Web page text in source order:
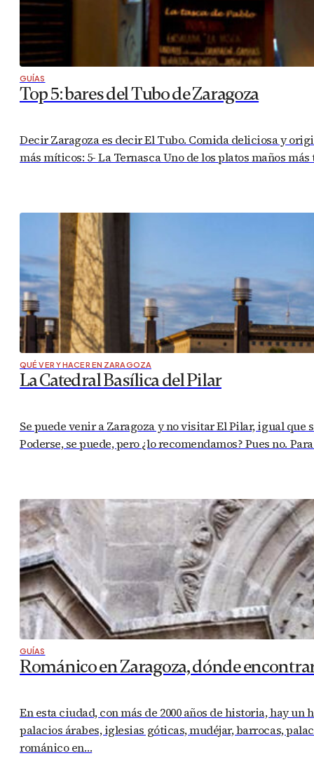
GUÍAS
Top 5: bares del Tubo de Zaragoza
Decir Zaragoza es decir El Tubo. Comida deliciosa y
más míticos: 5- La Ternasca Uno de los platos maños
QUÉ VER Y HACER EN ZARAGOZA
La Catedral Basílica del Pilar
Se puede venir a Zaragoza y no visitar El Pilar, igual que
Poderse, se puede, pero ¿lo recomendamos? Pues no.
GUÍAS
Románico en Zaragoza, dónde
En esta ciudad, con más de 2000 años de historia, hay
palacios árabes, iglesias góticas, mudéjar, barrocas,
románico en…